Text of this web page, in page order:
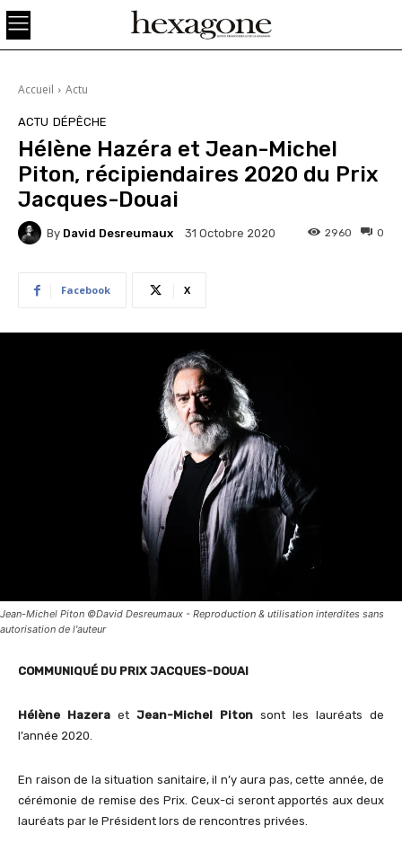
Accueil Actu
ACTU DÉPÊCHE
Hélène Hazéra et Jean-Michel
Piton, récipiendaires 2020 du Prix
Jacques-Douai
By David Desreumaux 31 Octobre 2020 0
2960
Facebook X
Jean-Michel Piton ©David Desreumaux - Reproduction & utilisation interdites sans
autorisation de l'auteur
COMMUNIQUÉ DU PRIX JACQUES-DOUAI
Hélène Hazera et Jean-Michel Piton sont les lauréats de
l’année 2020.
En raison de la situation sanitaire, il n’y aura pas, cette année, de
cérémonie de remise des Prix. Ceux-ci seront apportés aux deux
lauréats par le Président lors de rencontres privées.